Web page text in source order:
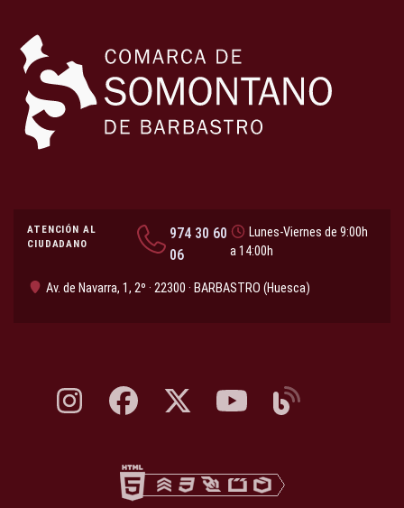
ATENCIÓN AL
CIUDADANO
974 30 60
06
Lunes-Viernes de 9:00h
a 14:00h
Av. de Navarra, 1, 2º · 22300 · BARBASTRO (Huesca)
Instagram, abre en nueva pestaña
Facebook, abre en nueva pestaña
X, antes Twitter, abre en nueva pestaña
YouTube, abre en nueva
Blog, abre en nueva